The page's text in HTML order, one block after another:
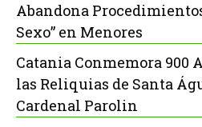
Abandona
Sexo” en Menores
Catania Conmemora 900
las Reliquias de Santa
Cardenal Parolin